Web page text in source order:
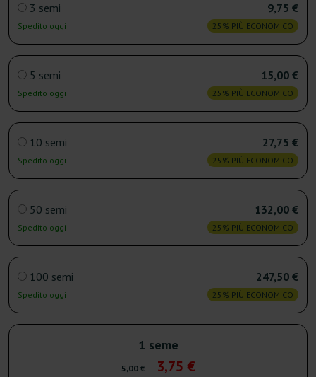
3 semi
Spedito oggi
9,75 €
25% PIÙ ECONOMICO
5 semi
Spedito oggi
15,00 €
25% PIÙ ECONOMICO
10 semi
Spedito oggi
27,75 €
25% PIÙ ECONOMICO
50 semi
Spedito oggi
132,00 €
25% PIÙ ECONOMICO
100 semi
Spedito oggi
247,50 €
25% PIÙ ECONOMICO
1 seme
5,00 € 3,75 €